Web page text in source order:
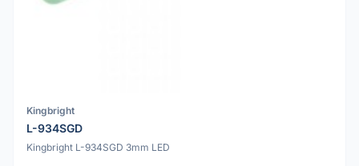
Kingbright
L-934SGD
Kingbright L-934SGD 3mm LED